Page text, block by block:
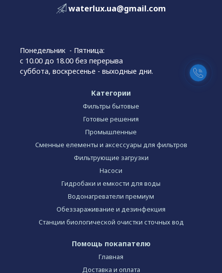
waterlux.ua@gmail.com
Понедельник - Пятница:
с 10.00 до 18.00 без перерыва
суббота, воскресенье - выходные дни.
Категории
Фильтры бытовые
Готовые решения
Промышленные
Сменные елементы и аксессуары для фильтров
Фильтрующие загрузки
Насоси
Гидробаки и емкости для воды
Водонагреватели премиум
Обеззараживание и дезинфекция
Станции биологической очистки сточных вод
Помощь покапателю
Главная
Доставка и оплата